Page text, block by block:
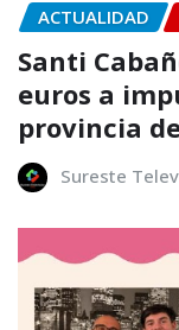
ACTUALIDAD
Santi
euros a
provincia
Sureste